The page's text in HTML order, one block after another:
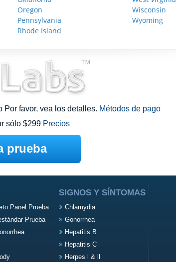
Oregon
Pennsylvania
Rhode Island
Wisconsin
Wyoming
Por favor, vea los detalles. Métodos de pago
sólo $299 Precios
prueba
Panel Prueba
Prueba
SIGNOS Y SÍNTOMAS
Chlamydia
Gonorrhea
Hepatitis B
Hepatitis C
Herpes l & ll